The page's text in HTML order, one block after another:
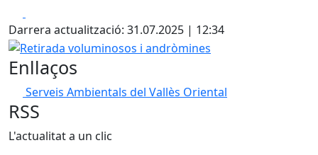
Darrera actualització: 31.07.2025 | 12:34
Retirada voluminosos i andròmines
Enllaços
Serveis Ambientals del Vallès Oriental
RSS
L'actualitat a un clic